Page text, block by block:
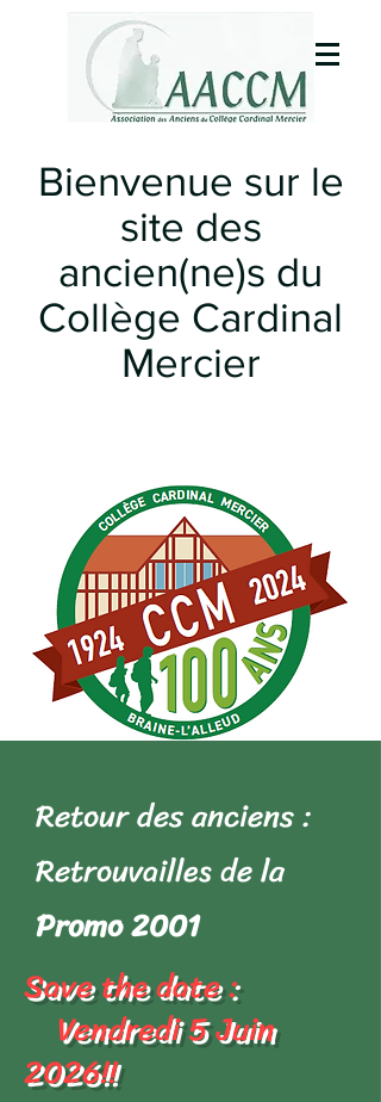
Bienvenue sur le
site des
ancien(ne)s du
Collège Cardinal
Mercier
Retour des anciens :
Retrouvailles de la
Promo 2001
Save the date :
Vendredi 5 Juin
2026!!